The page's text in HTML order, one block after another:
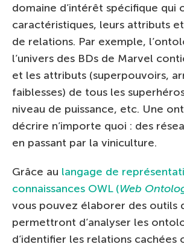
domaine d’intérêt spécifique qui
caractéristiques, leurs attributs
de relations. Par exemple,
l’univers des BDs de Marvel
et les attributs (superpouvoirs,
faiblesses) de tous les
niveau de puissance, etc. Une
décrire n’importe quoi : des
en passant par la viniculture.
Grâce au langage de
connaissances OWL (Web
vous pouvez élaborer des outils
permettront d’analyser les
d’identifier les relations cachées